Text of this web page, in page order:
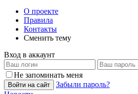
О проекте
Правила
Контакты
Сменить тему
Вход в аккаунт
Не запоминать меня
Войти на сайт
Забыли пароль?